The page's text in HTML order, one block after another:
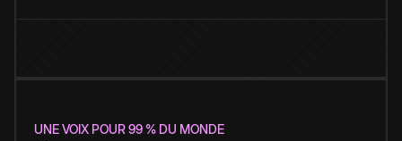
UNE VOIX POUR 99 % DU MONDE